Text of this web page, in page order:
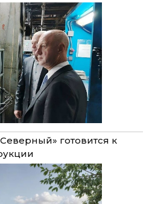
готовится к